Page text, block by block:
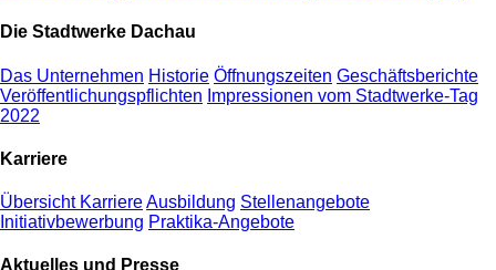
Die Stadtwerke Dachau
Das Unternehmen Historie Öffnungszeiten Geschäftsberichte
Veröffentlichungspflichten Impressionen vom Stadtwerke-Tag
2022
Karriere
Übersicht KarriereAusbildung Stellenangebote
Initiativbewerbung Praktika-Angebote
Aktuelles und Presse